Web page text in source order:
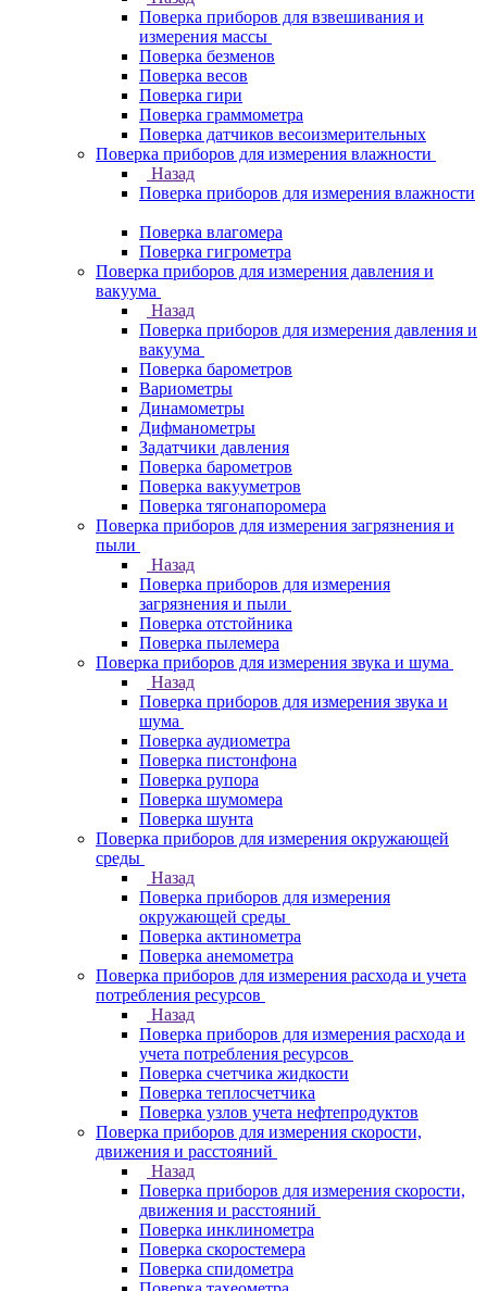
Поверка приборов для взвешивания и
измерения массы
Поверка безменов
Поверка весов
Поверка гири
Поверка граммометра
Поверка датчиков весоизмерительных
Поверка приборов для измерения влажности
Назад
Поверка приборов для измерения влажности
Поверка влагомера
Поверка гигрометра
Поверка приборов для измерения давления и
вакуума
Назад
Поверка приборов для измерения давления и
вакуума
Поверка барометров
Вариометры
Динамометры
Дифманометры
Задатчики давления
Поверка барометров
Поверка вакууметров
Поверка тягонапоромера
Поверка приборов для измерения загрязнения и
пыли
Назад
Поверка приборов для измерения
загрязнения и пыли
Поверка отстойника
Поверка пылемера
Поверка приборов для измерения звука и шума
Назад
Поверка приборов для измерения звука и
шума
Поверка аудиометра
Поверка пистонфона
Поверка рупора
Поверка шумомера
Поверка шунта
Поверка приборов для измерения окружающей
среды
Назад
Поверка приборов для измерения
окружающей среды
Поверка актинометра
Поверка анемометра
Поверка приборов для измерения расхода и учета
потребления ресурсов
Назад
Поверка приборов для измерения расхода и
учета потребления ресурсов
Поверка счетчика жидкости
Поверка теплосчетчика
Поверка узлов учета нефтепродуктов
Поверка приборов для измерения скорости,
движения и расстояний
Назад
Поверка приборов для измерения скорости,
движения и расстояний
Поверка инклинометра
Поверка скоростемера
Поверка спидометра